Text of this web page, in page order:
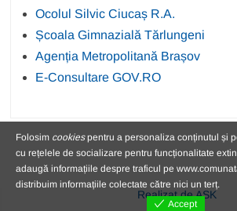
Ocolul Silvic Ciucaș R.A.
Școala Gimnazială Tărlungeni
Agenția Metropolitană Brașov
E-Consultare GOV.RO
Realizat de ASK
Folosim cookiespentru a personaliza conținutul și
cu rețelele de socializare pentru funcționalitate
adaugă informațiile despre traficul pe
distribuim informațiile colectate către nici un terț.
Accept